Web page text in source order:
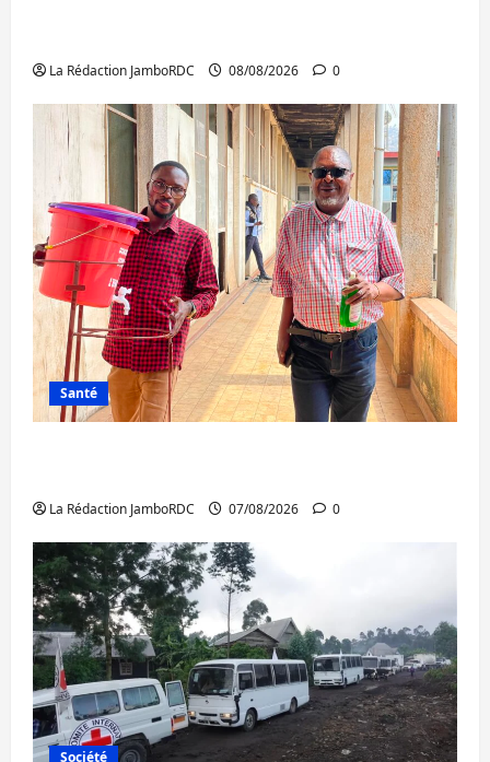
La Rédaction JamboRDC 08/08/2026 0
Santé
La Rédaction JamboRDC 07/08/2026 0
Société